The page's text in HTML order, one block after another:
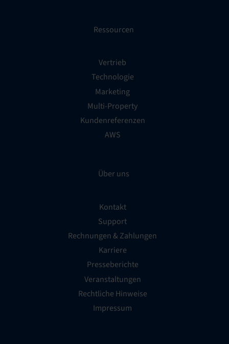
Ressourcen
Vertrieb
Technologie
Marketing
Multi-Property
Kundenreferenzen
AWS
Über uns
Kontakt
Support
Rechnungen & Zahlungen
Karriere
Presseberichte
Veranstaltungen
Rechtliche Hinweise
Impressum